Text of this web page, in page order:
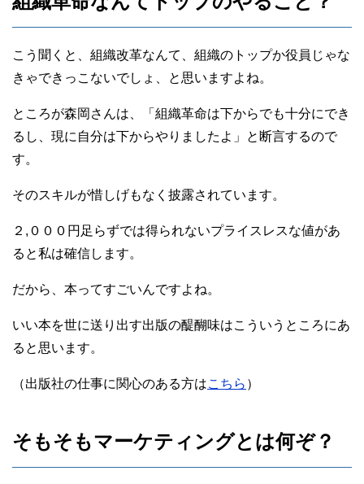
こう聞くと、組織改革なんて、組織のトップか役員じゃな
きゃできっこないでしょ、と思いますよね。
ところが森岡さんは、「組織革命は下からでも十分にでき
るし、現に自分は下からやりましたよ」と断言するので
す。
そのスキルが惜しげもなく披露されています。
２,０００円足らずでは得られないプライスレスな値があ
ると私は確信します。
だから、本ってすごいんですよね。
いい本を世に送り出す出版の醍醐味はこういうところにあ
ると思います。
（出版社の仕事に関心のある方はこちら ）
そもそもマーケティングとは何ぞ？